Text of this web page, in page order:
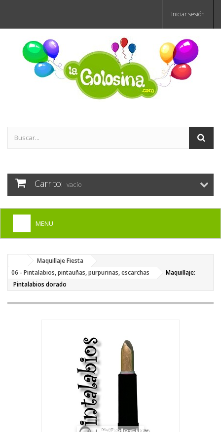
Iniciar sesión
Carrito: vacío
MENU
DISFRACES PARA ADULTOS
+
DISFRACES INFANTILES
+
COMPLEMENTOS
PELUCAS, GORROS, CARETAS
Maquillaje Fiesta
06 - Pintalabios, pintauñas, purpurinas, escarchas
Maquillaje:
Pintalabios dorado